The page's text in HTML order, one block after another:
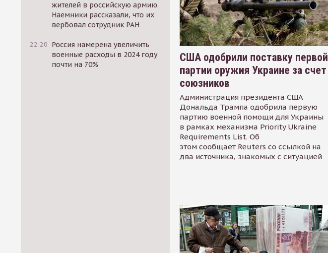
жителей в российскую армию.
Наемники рассказали, что их
вербовал сотрудник РАН
22:20 Россия намерена увеличить
военные расходы в 2024 году
почти на 70%
США одобрили поставку первой
партии оружия Украине за счет
союзников
Администрация президента США
Дональда Трампа одобрила первую
партию военной помощи для Украины
в рамках механизма Priority Ukraine
Requirements List. Об
этом сообщает Reuters со ссылкой на
два источника, знакомых с ситуацией